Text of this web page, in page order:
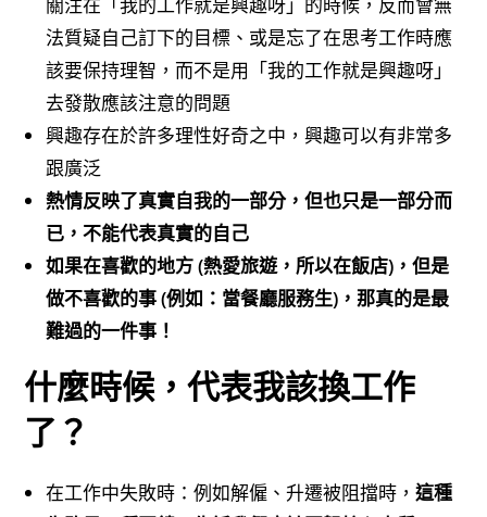
法質疑自己訂下的目標、或是忘了在思考工作時應
該要保持理智，而不是用「我的工作就是興趣呀」
去發散應該注意的問題
興趣存在於許多理性好奇之中，興趣可以有非常多
跟廣泛
熱情反映了真實自我的一部分，但也只是一部分而
已，不能代表真實的自己
如果在喜歡的地方 (熱愛旅遊，所以在飯店)，但是
做不喜歡的事 (例如：當餐廳服務生)，那真的是最
難過的一件事！
什麼時候，代表我該換工作
了？
在工作中失敗時：例如解僱、升遷被阻擋時，這種